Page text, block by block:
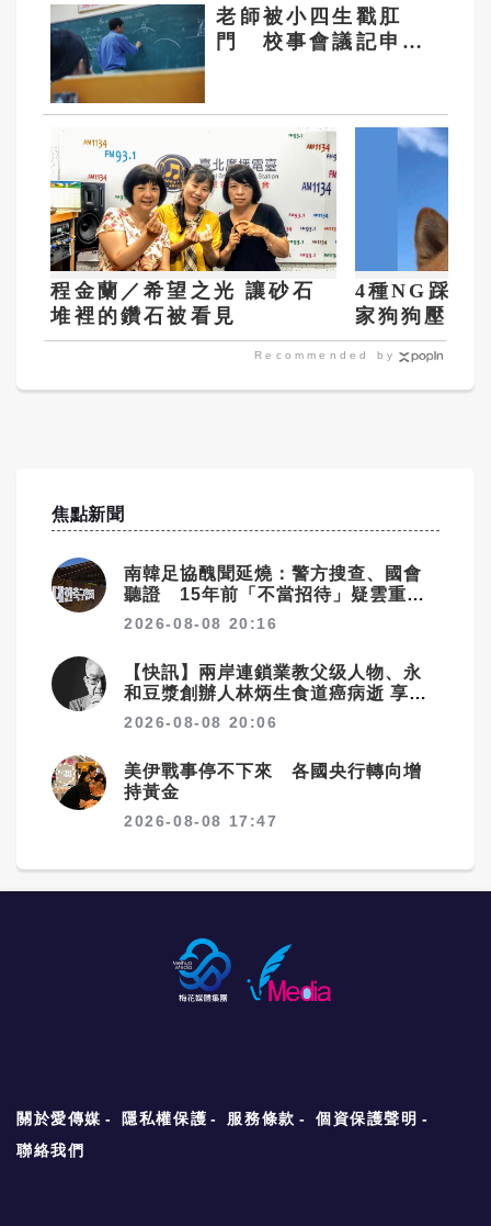
老師被小四生戳肛
門 校事會議記申
程金蘭／希望之光 讓砂石
堆裡的鑽石被看見
4種NG踩雷
家狗狗壓力
Recommended by
焦點新聞
南韓足協醜聞延燒：警方搜查、國會
聽證 15年前「不當招待」疑雲重見
天日
2026-08-08 20:16
【快訊】兩岸連鎖業教父级人物、永
和豆漿創辦人林炳生食道癌病逝 享年
70歲
2026-08-08 20:06
美伊戰事停不下來 各國央行轉向增
持黃金
2026-08-08 17:47
關於愛傳媒 隱私權保護 服務條款
個資保護聲明
聯絡我們